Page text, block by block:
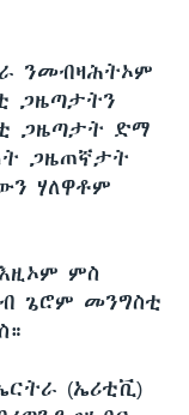
ንመብዛሕትኦም
ጋዜጣታትን
ጋዜጣታት ድማ
ጋዜጠኛታት
ሃለዋቶም
ምስ
ጌሮም መንግስቲ
(ኤሪቲቪ)